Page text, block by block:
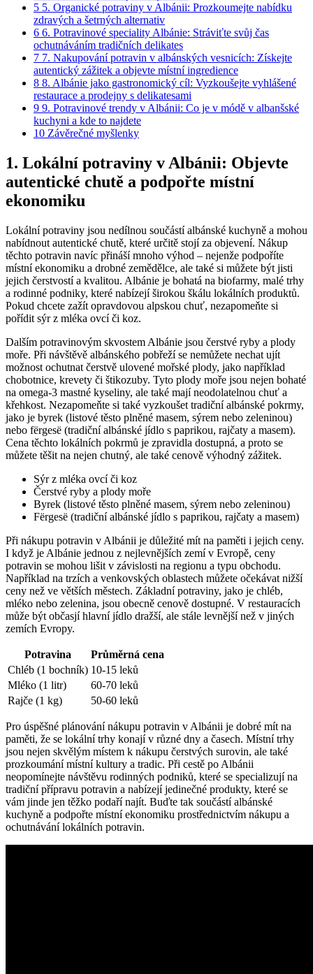
5 5. Organické potraviny v ​Albánii: Prozkoumejte nabídku
zdravých a​ šetrných alternativ
6 6.⁢ Potravinové speciality⁢ Albánie:⁤ Stráviťte svůj⁤ čas
ochutnáváním‍ tradičních delikates
7 7. Nakupování potravin v albánských vesnicích: Získejte
‌autentický zážitek a ‍objevte místní ‍ingredience
8 8. ⁤Albánie jako gastronomický cíl: Vyzkoušejte vyhlášené
restaurace ​a ⁤prodejny s⁤ delikatesami
9 9. Potravinové ⁢trendy v ⁢Albánii:‍ Co je⁢ v⁢ módě v albanšské
⁤kuchyni a kde⁤ to najdete
10 Závěrečné myšlenky
1. Lokální⁤ potraviny​ v Albánii: Objevte
autentické chutě ‌a‍ podpořte⁢ místní
ekonomiku
Lokální ⁤potraviny jsou nedílnou součástí ⁤albánské‌ kuchyně a ⁤mohou
nabídnout autentické chutě,⁢ které⁤ určitě stojí za objevení. Nákup
těchto potravin navíc přináší mnoho výhod ​– nejenže⁤ podpoříte
místní ekonomiku a drobné zemědělce, ale také si můžete být ⁣jisti
jejich čerstvostí ‍a kvalitou. Albánie je bohatá na biofarmy,⁤ malé trhy
a rodinné⁤ podniky,‌ které nabízejí‌ širokou ‌škálu lokálních‍ produktů.
Pokud chcete zažít opravdovou alpskou chuť,⁤ nezapomeňte ⁣si
‍pořídit sýr ‌z mléka ovcí⁣ či ‍koz.
Dalším ⁣potravinovým skvostem Albánie jsou čerstvé ryby a plody
moře. Při návštěvě albánského pobřeží⁢ se ‌nemůžete nechat ujít
možnost ochutnat čerstvě ulovené mořské plody, jako například
chobotnice, krevety ⁤či štikozuby. Tyto plody moře jsou nejen bohaté⁣
na omega-3 mastné ‍kyseliny,‌ ale ⁤také mají neodolatelnou chuť a
křehkost. Nezapomeňte⁣ si také vyzkoušet tradiční albánské pokrmy,
jako je byrek (listové‌ těsto plněné masem, sýrem nebo zeleninou)
nebo fërgesë (tradiční albánské jídlo s⁤ paprikou, rajčaty a masem).
Cena těchto lokálních pokrmů je zpravidla⁣ dostupná, a proto se
můžete těšit na nejen chutný, ale také⁤ cenově výhodný zážitek.
Sýr z mléka ovcí ⁤či koz
Čerstvé ryby ​a plody moře
Byrek (listové těsto plněné⁤ masem, sýrem nebo zeleninou)
Fërgesë⁢ (tradiční⁤ albánské ​jídlo s paprikou, rajčaty‍ a masem)
Při nákupu potravin v Albánii je důležité ⁢mít na paměti‌ i‌ jejich ceny.
I když je Albánie jednou z nejlevnějších zemí v Evropě, ⁤ceny
potravin se mohou‌ lišit v závislosti na‍ regionu a typu ​obchodu.
‍Například na trzích ‍a venkovských oblastech můžete ⁤očekávat nižší⁣
ceny než ve větších městech. Základní potraviny, jako ​je chléb,
mléko nebo zelenina, jsou‌ obecně cenově dostupné. V restauracích
může ⁣být​ občasjí ‌hlavní jídlo ​dražší, ale​ stále levnější než v jiných
zemích⁢ Evropy.
Potravina
Průměrná‍ cena
Chléb (1 bochník) 10-15 leků
Mléko (1 ⁤litr)
60-70 leků
Rajče (1 kg)
50-60 leků
Pro úspěšné plánování nákupu ⁣potravin v​ Albánii je⁤ dobré mít na
paměti, že se lokální ‌trhy konají‌ v ​různé dny a časech. Místní trhy
jsou nejen skvělým místem k nákupu čerstvých surovin, ale také
prozkoumání místní kultury a‍ tradic.‌ Při cestě po⁣ Albánii
neopomínejte návštěvu‌ rodinných podniků, které ⁣se ⁢specializují na
tradiční přípravu potravin a nabízejí jedinečné produkty, které se‍
vám jinde jen⁣ těžko podaří ‍najít. ​Buďte tak součástí albánské​
kuchyně a podpořte místní ekonomiku prostřednictvím nákupu ‍a
ochutnávání lokálních potravin.